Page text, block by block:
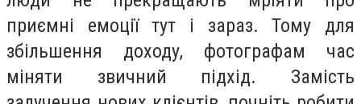
приємні емоції тут і зараз. Тому для
збільшення доходу, фотографам час
міняти звичний підхід. Замість